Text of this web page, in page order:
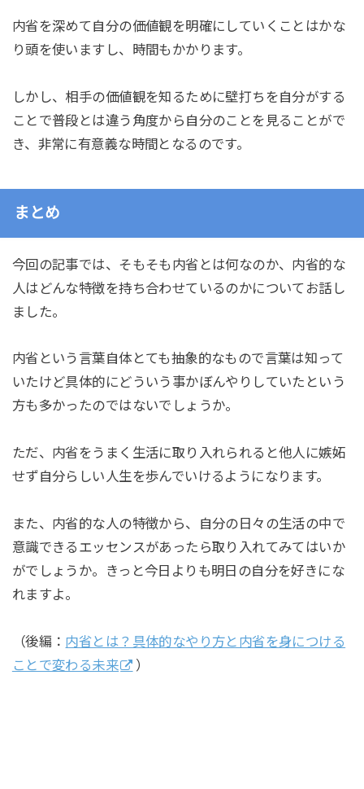
内省を深めて自分の価値観を明確にしていくことはかな
り頭を使いますし、時間もかかります。
しかし、相手の価値観を知るために壁打ちを自分がする
ことで普段とは違う角度から自分のことを見ることがで
き、非常に有意義な時間となるのです。
まとめ
今回の記事では、そもそも内省とは何なのか、内省的な
人はどんな特徴を持ち合わせているのかについてお話し
ました。
内省という言葉自体とても抽象的なもので言葉は知って
いたけど具体的にどういう事かぼんやりしていたという
方も多かったのではないでしょうか。
ただ、内省をうまく生活に取り入れられると他人に嫉妬
せず自分らしい人生を歩んでいけるようになります。
また、内省的な人の特徴から、自分の日々の生活の中で
意識できるエッセンスがあったら取り入れてみてはいか
がでしょうか。きっと今日よりも明日の自分を好きにな
れますよ。
（後編： 内省とは？具体的なやり方と内省を身につける
ことで変わる未来
）